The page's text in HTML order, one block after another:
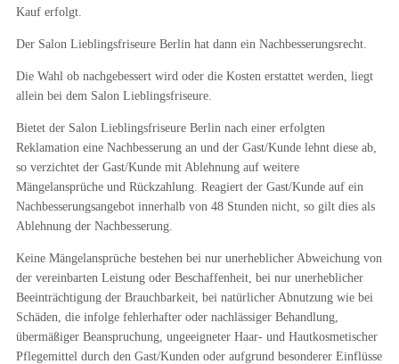
Kauf erfolgt.
Der Salon Lieblingsfriseure Berlin hat dann ein Nachbesserungsrecht.
Die Wahl ob nachgebessert wird oder die Kosten erstattet werden, liegt
allein bei dem Salon Lieblingsfriseure.
Bietet der Salon Lieblingsfriseure Berlin nach einer erfolgten
Reklamation eine Nachbesserung an und der Gast/Kunde lehnt diese ab,
so verzichtet der Gast/Kunde mit Ablehnung auf weitere
Mängelansprüche und Rückzahlung. Reagiert der Gast/Kunde auf ein
Nachbesserungsangebot innerhalb von 48 Stunden nicht, so gilt dies als
Ablehnung der Nachbesserung.
Keine Mängelansprüche bestehen bei nur unerheblicher Abweichung von
der vereinbarten Leistung oder Beschaffenheit, bei nur unerheblicher
Beeinträchtigung der Brauchbarkeit, bei natürlicher Abnutzung wie bei
Schäden, die infolge fehlerhafter oder nachlässiger Behandlung,
übermäßiger Beanspruchung, ungeeigneter Haar- und Hautkosmetischer
Pflegemittel durch den Gast/Kunden oder aufgrund besonderer Einflüsse